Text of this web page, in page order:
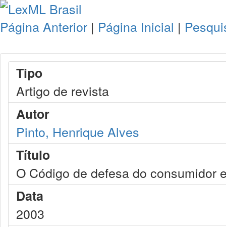
Página Anterior | Página Inicial |
Tipo
Artigo de revista
Autor
Pinto, Henrique Alves
Título
O Código de defesa do consumidor
Data
2003